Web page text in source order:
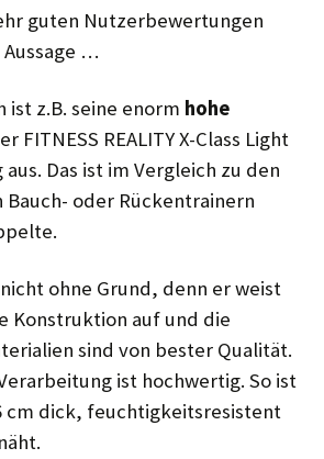
guten Nutzerbewertungen
…
ist z.B. seine enorm hohe
FITNESS REALITY X-Class Light
aus. Das ist im Vergleich zu den
Bauch- oder Rückentrainern
ohne Grund, denn er weist
Konstruktion auf und die
sind von bester Qualität.
ist hochwertig. So ist
cm dick, feuchtigkeitsresistent